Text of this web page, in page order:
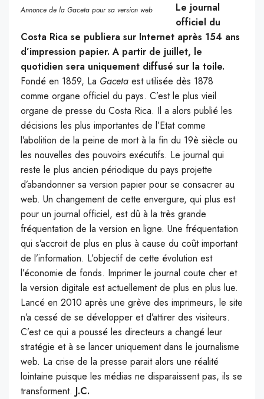
Annonce de la Gaceta pour sa version web
Le journal
officiel du
Costa Rica se publiera sur Internet après 154 ans
d’impression papier. A partir de juillet, le
quotidien sera uniquement diffusé sur la toile.
Fondé en 1859, La Gaceta est utilisée dès 1878
comme organe officiel du pays. C’est le plus vieil
organe de presse du Costa Rica. Il a alors publié les
décisions les plus importantes de l’Etat comme
l’abolition de la peine de mort à la fin du 19è siècle ou
les nouvelles des pouvoirs exécutifs. Le journal qui
reste le plus ancien périodique du pays projette
d’abandonner sa version papier pour se consacrer au
web. Un changement de cette envergure, qui plus est
pour un journal officiel, est dû à la très grande
fréquentation de la version en ligne. Une fréquentation
qui s’accroit de plus en plus à cause du coût important
de l’information. L’objectif de cette évolution est
l’économie de fonds. Imprimer le journal coute cher et
la version digitale est actuellement de plus en plus lue.
Lancé en 2010 après une grève des imprimeurs, le site
n’a cessé de se développer et d’attirer des visiteurs.
C’est ce qui a poussé les directeurs a changé leur
stratégie et à se lancer uniquement dans le journalisme
web. La crise de la presse parait alors une réalité
lointaine puisque les médias ne disparaissent pas, ils se
transforment. J.C.